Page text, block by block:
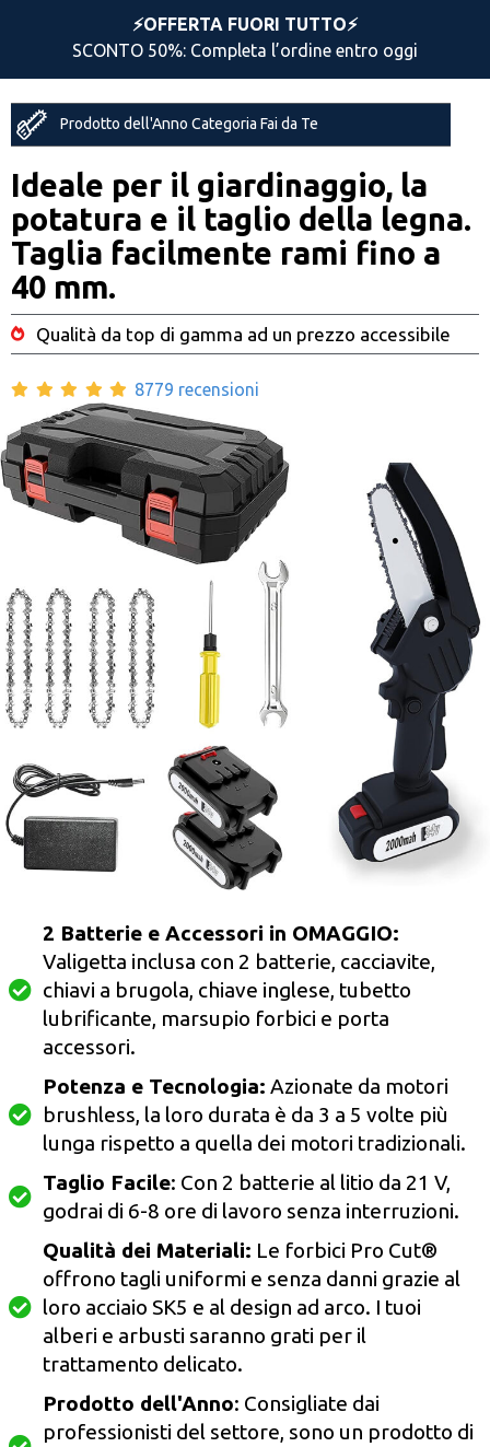
⚡️OFFERTA FUORI TUTTO⚡️
SCONTO 50%: Completa l’ordine entro oggi
Prodotto dell'Anno Categoria Fai da Te
Ideale per il giardinaggio, la
potatura e il taglio della legna.
Taglia facilmente rami fino a
40 mm.
Qualità da top di gamma ad un prezzo accessibile
8779 recensioni
2 Batterie e Accessori in OMAGGIO:
Valigetta inclusa con 2 batterie, cacciavite,
chiavi a brugola, chiave inglese, tubetto
lubrificante, marsupio forbici e porta
accessori.
Potenza e Tecnologia: Azionate da motori
brushless, la loro durata è da 3 a 5 volte più
lunga rispetto a quella dei motori tradizionali.
Taglio Facile: Con 2 batterie al litio da 21 V,
godrai di 6-8 ore di lavoro senza interruzioni.
Qualità dei Materiali: Le forbici Pro Cut®
offrono tagli uniformi e senza danni grazie al
loro acciaio SK5 e al design ad arco. I tuoi
alberi e arbusti saranno grati per il
trattamento delicato.
Prodotto dell'Anno: Consigliate dai
professionisti del settore, sono un prodotto di